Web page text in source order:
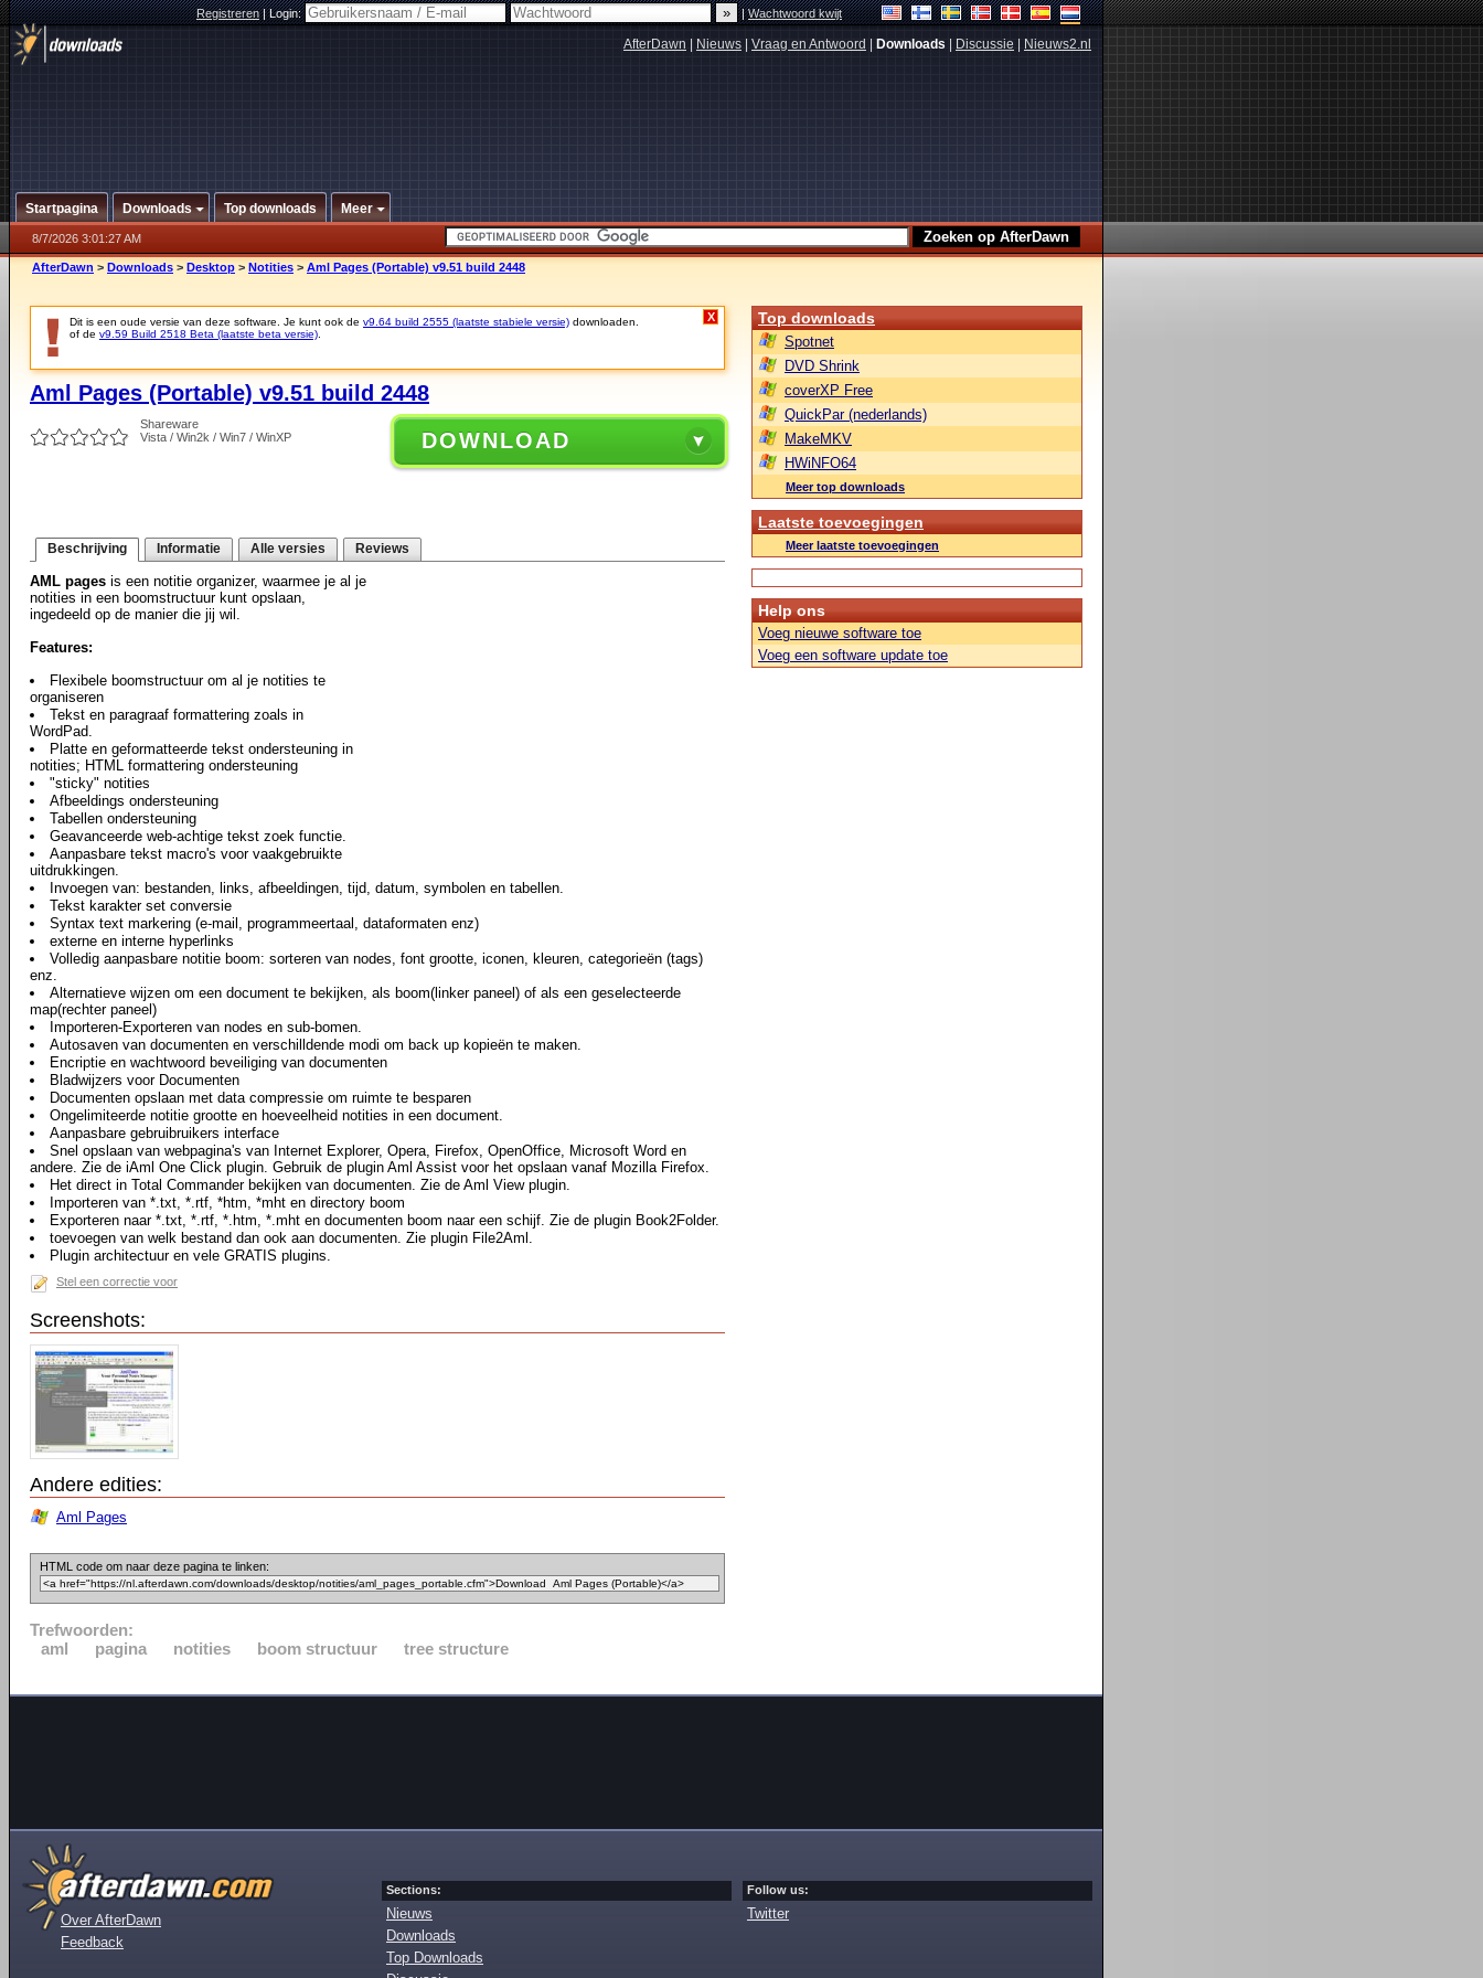
Registreren|Login: |Wachtwoord kwijt
AfterDawn Nieuws Vraag en Antwoord Downloads Discussie Nieuws2.nl
Startpagina Downloads Top downloads Meer
8/7/2026 3:01:27 AM
AfterDawn > Downloads > Desktop > Notities > Aml Pages (Portable) v9.51 build 2448
Dit is een oude versie van deze software. Je kunt ook de v9.64 build 2555 (laatste stabiele versie) downloaden.
of de v9.59 Build 2518 Beta (laatste beta versie)
X
Aml Pages (Portable) v9.51 build 2448
Shareware
Vista / Win2k / Win7 / WinXP
DOWNLOAD
Beschrijving Informatie Alle versies Reviews
AML pages is een notitie organizer, waarmee je al je
notities in een boomstructuur kunt opslaan,
ingedeeld op de manier die jij wil.
Features:
Flexibele boomstructuur om al je notities te
organiseren
Tekst en paragraaf formattering zoals in
WordPad.
Platte en geformatteerde tekst ondersteuning in
notities; HTML formattering ondersteuning
"sticky" notities
Afbeeldings ondersteuning
Tabellen ondersteuning
Geavanceerde web-achtige tekst zoek functie.
Aanpasbare tekst macro's voor vaakgebruikte
uitdrukkingen.
Invoegen van: bestanden, links, afbeeldingen, tijd, datum, symbolen en tabellen.
Tekst karakter set conversie
Syntax text markering (e-mail, programmeertaal, dataformaten enz)
externe en interne hyperlinks
Volledig aanpasbare notitie boom: sorteren van nodes, font grootte, iconen, kleuren, categorieën (tags)
enz.
Alternatieve wijzen om een document te bekijken, als boom(linker paneel) of als een geselecteerde
map(rechter paneel)
Importeren-Exporteren van nodes en sub-bomen.
Autosaven van documenten en verschilldende modi om back up kopieën te maken.
Encriptie en wachtwoord beveiliging van documenten
Bladwijzers voor Documenten
Documenten opslaan met data compressie om ruimte te besparen
Ongelimiteerde notitie grootte en hoeveelheid notities in een document.
Aanpasbare gebruibruikers interface
Snel opslaan van webpagina's van Internet Explorer, Opera, Firefox, OpenOffice, Microsoft Word en
andere. Zie de iAml One Click plugin. Gebruik de plugin Aml Assist voor het opslaan vanaf Mozilla Firefox.
Het direct in Total Commander bekijken van documenten. Zie de Aml View plugin.
Importeren van *.txt, *.rtf, *htm, *mht en directory boom
Exporteren naar *.txt, *.rtf, *.htm, *.mht en documenten boom naar een schijf. Zie de plugin Book2Folder.
toevoegen van welk bestand dan ook aan documenten. Zie plugin File2Aml.
Plugin architectuur en vele GRATIS plugins.
Stel een correctie voor
Screenshots:
Andere edities:
Aml Pages
HTML code om naar deze pagina te linken:
Trefwoorden:
aml
pagina notities boom structuur tree structure
Top downloads
Spotnet
DVD Shrink
coverXP Free
QuickPar (nederlands)
MakeMKV
HWiNFO64
Meer top downloads
Laatste toevoegingen
Meer laatste toevoegingen
Help ons
Voeg nieuwe software toe
Voeg een software update toe
Over AfterDawn
Feedback
Sections:
Nieuws
Downloads
Top Downloads
Follow us:
Twitter